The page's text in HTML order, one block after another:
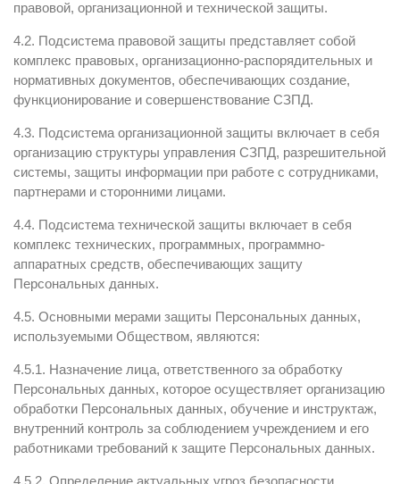
правовой, организационной и технической защиты.
4.2. Подсистема правовой защиты представляет собой
комплекс правовых, организационно-распорядительных и
нормативных документов, обеспечивающих создание,
функционирование и совершенствование СЗПД.
4.3. Подсистема организационной защиты включает в себя
организацию структуры управления СЗПД, разрешительной
системы, защиты информации при работе с сотрудниками,
партнерами и сторонними лицами.
4.4. Подсистема технической защиты включает в себя
комплекс технических, программных, программно-
аппаратных средств, обеспечивающих защиту
Персональных данных.
4.5. Основными мерами защиты Персональных данных,
используемыми Обществом, являются:
4.5.1. Назначение лица, ответственного за обработку
Персональных данных, которое осуществляет организацию
обработки Персональных данных, обучение и инструктаж,
внутренний контроль за соблюдением учреждением и его
работниками требований к защите Персональных данных.
4.5.2. Определение актуальных угроз безопасности